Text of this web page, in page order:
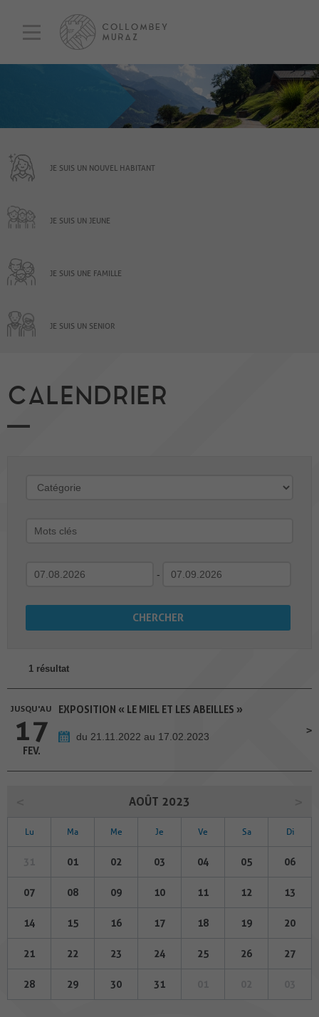
JE SUIS UN NOUVEL HABITANT
JE SUIS UN JEUNE
JE SUIS UNE FAMILLE
JE SUIS UN SENIOR
CALENDRIER
-
1 résultat
JUSQU'AU
17
FEV.
EXPOSITION « LE MIEL ET LES ABEILLES »
du 21.11.2022 au 17.02.2023
AOÛT 2023
Lu Ma Me Je Ve Sa Di
01 02 03 04 05 06
07 08 09 10 11 12 13
14 15 16 17 18 19 20
21 22 23 24 25 26 27
28 29 30 31